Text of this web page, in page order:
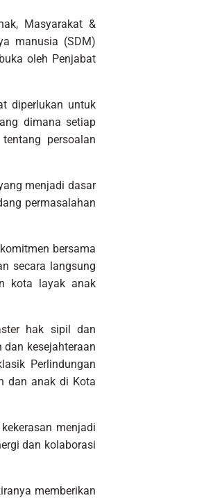
Masyarakat &
manusia (SDM)
oleh Penjabat
diperlukan untuk
dimana setiap
persoalan
menjadi dasar
permasalahan
bersama
secara langsung
kota layak anak
hak sipil dan
kesejahteraan
Perlindungan
dan anak di Kota
menjadi
dan kolaborasi
memberikan